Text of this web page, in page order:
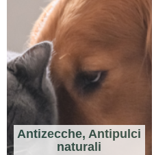
Antizecche, Antipulci
naturali